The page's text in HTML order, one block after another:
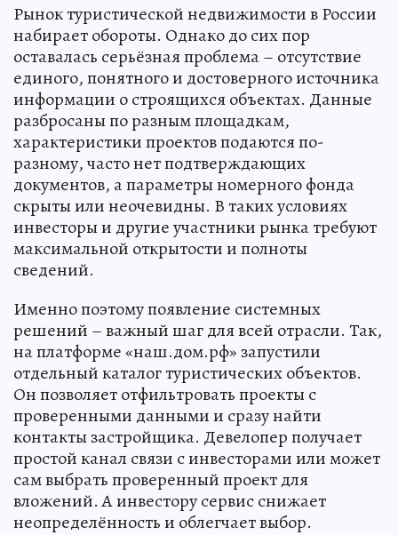
Рынок туристической недвижимости в России
набирает обороты. Однако до сих пор
оставалась серьёзная проблема – отсутствие
единого, понятного и достоверного источника
информации о строящихся объектах. Данные
разбросаны по разным площадкам,
характеристики проектов подаются по-
разному, часто нет подтверждающих
документов, а параметры номерного фонда
скрыты или неочевидны. В таких условиях
инвесторы и другие участники рынка требуют
максимальной открытости и полноты
сведений.
Именно поэтому появление системных
решений – важный шаг для всей отрасли. Так,
на платформе «наш.дом.рф» запустили
отдельный каталог туристических объектов.
Он позволяет отфильтровать проекты с
проверенными данными и сразу найти
контакты застройщика. Девелопер получает
простой канал связи с инвесторами или может
сам выбрать проверенный проект для
вложений. А инвестору сервис снижает
неопределённость и облегчает выбор.